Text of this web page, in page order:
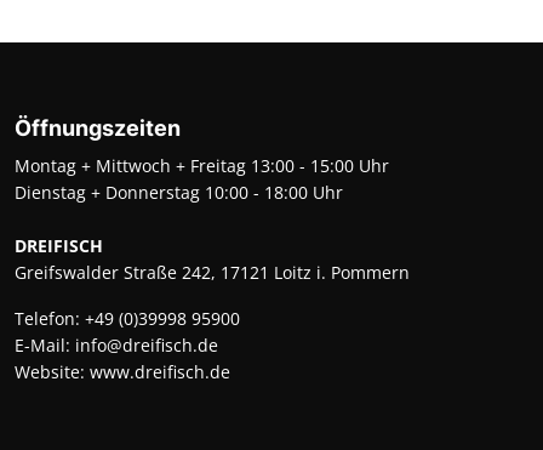
Öffnungszeiten
Montag + Mittwoch + Freitag 13:00 - 15:00 Uhr
Dienstag + Donnerstag 10:00 - 18:00 Uhr
DREIFISCH
Greifswalder Straße 242, 17121 Loitz i. Pommern
Telefon: +49 (0)39998 95900
E-Mail: info@dreifisch.de
Website: www.dreifisch.de